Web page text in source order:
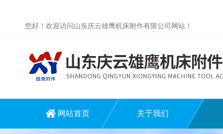
您好！欢迎访问山东庆云雄鹰机床附件有限公司网站！
网站首页 关于我们